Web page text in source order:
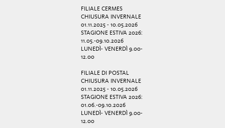
FILIALE CERMES
CHIUSURA INVERNALE
01.11.2025 - 10.05.2026
STAGIONE ESTIVA 2026:
11.05.-09.10.2026
LUNEDÌ- VENERDÌ 9.00-
12.00
FILIALE DI POSTAL
CHIUSURA INVERNALE
01.11.2025 - 10.05.2026
STAGIONE ESTIVA 2026:
01.06.-09.10.2026
LUNEDÌ- VENERDÌ 9.00-
12.00